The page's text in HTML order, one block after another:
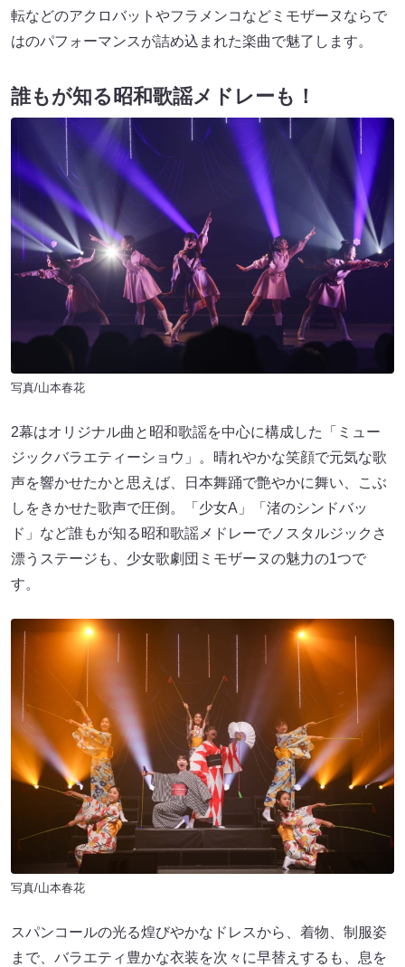
転などのアクロバットやフラメンコなどミモザーヌならで
はのパフォーマンスが詰め込まれた楽曲で魅了します。
誰もが知る昭和歌謡メドレーも！
写真/山本春花
2幕はオリジナル曲と昭和歌謡を中心に構成した「ミュー
ジックバラエティーショウ」。晴れやかな笑顔で元気な歌
声を響かせたかと思えば、日本舞踊で艶やかに舞い、こぶ
しをきかせた歌声で圧倒。「少女A」「渚のシンドバッ
ド」など誰もが知る昭和歌謡メドレーでノスタルジックさ
漂うステージも、少女歌劇団ミモザーヌの魅力の1つで
す。
写真/山本春花
スパンコールの光る煌びやかなドレスから、着物、制服姿
まで、バラエティ豊かな衣装を次々に早替えするも、息を